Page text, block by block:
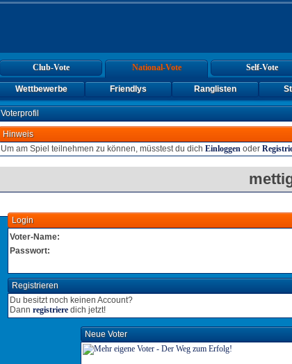
Club-Vote National-Vote Self-Vote
Wettbewerbe Friendlys Ranglisten
Voterprofil
Hinweis
Um am Spiel teilnehmen zu können, müsstest du dich Einloggen oder
Login
Voter-Name:
Passwort:
Registrieren
Du besitzt noch keinen Account?
Dann registriere dich jetzt!
Neue Voter